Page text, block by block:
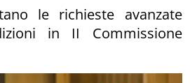
le richieste avanzate
in II Commissione